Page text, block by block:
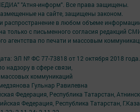
"Атня-информ". Все права защищены.
на сайте, защищены законом.
распространение в любом объеме
только с письменного согласия редакций
агентства по печати и массовым
ЭЛ № ФС 77-73818 от 12 октября 2018 года.
надзору в сфере связи,
коммуникаций
Гульнар Равилевна
Федерация, Республика Татарстан,
Федерация, Республика Татарстан,